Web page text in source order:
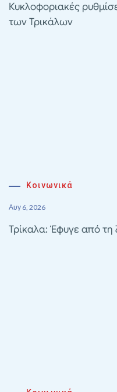
Κυκλοφοριακές
των Τρικάλων
Κοινωνικά
Αυγ 6, 2026
Τρίκαλα: Έφυγε από